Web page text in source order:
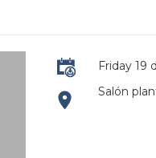
Friday 19
Salón